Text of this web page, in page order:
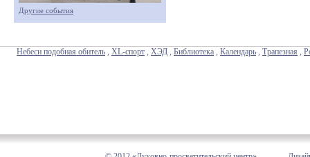
Другие события
Небеси подобная обитель , XL-спорт , ХЭД , Библиотека , Календарь , Трапезная ,